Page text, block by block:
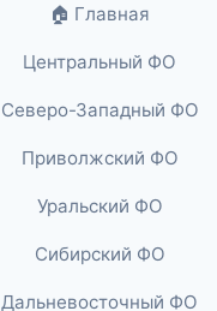
🏠 Главная
Центральный ФО
Северо-Западный ФО
Приволжский ФО
Уральский ФО
Сибирский ФО
Дальневосточный ФО